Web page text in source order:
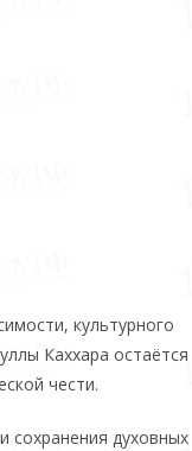
культурного
Каххара остаётся
чести.
сохранения духовных